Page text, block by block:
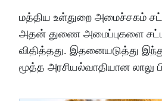
மத்திய உள்துறை அமைச்சகம்
அதன் துணை அமைப்புகளை
விதித்தது. இதனையடுத்து
மூத்த அரசியல்வாதியான லாலு